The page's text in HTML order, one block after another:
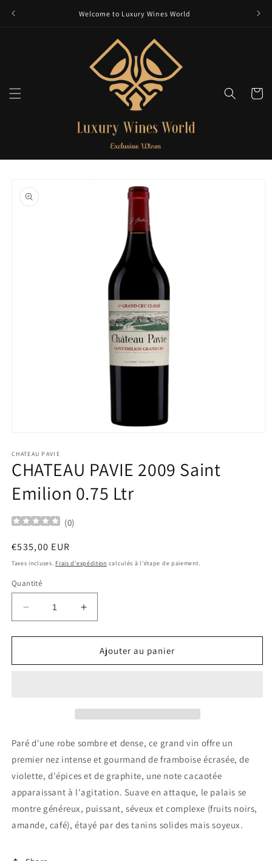
Welcome to Luxury Wines World
Panier
informations
produits
média
1
dans
fenêtre
modale
CHATEAU PAVIE
CHATEAU PAVIE 2009 Saint
Emilion 0.75 Ltr
(0)
Prix
habituel
€535,00 EUR
Taxes incluses. Frais d'expédition calculés à l'étape de paiement.
Quantité
Réduire
la
quantité
CHATEAU
Ltr
Augmenter
la
quantité
CHATEAU
Ltr
Ajouter au panier
Paré d'une robe sombre et dense, ce grand vin offre un
premier nez intense et gourmand de framboise écrasée, de
violette, d'épices et de graphite, une note cacaotée
apparaissant à l'agitation. Suave en attaque, le palais se
montre généreux, puissant, séveux et complexe (fruits noirs,
amande, café), étayé par des tanins solides mais soyeux.